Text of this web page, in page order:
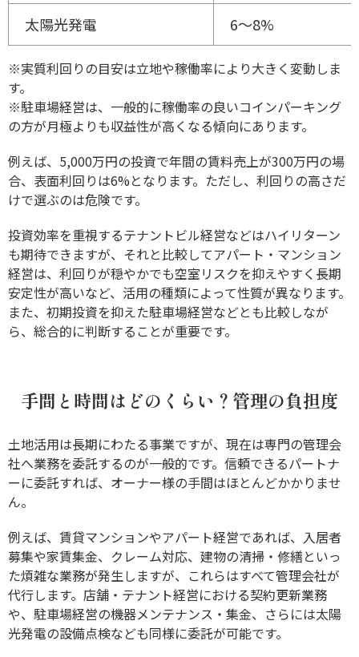
太陽光発電 6～8%
※実質利回りの目安は立地や稼働率により大きく変動しま
す。
※駐車場経営は、一般的に稼働率の良いコインパーキング
の方が月極よりも収益性が高くなる傾向にあります。
例えば、5,000万円の投資で年間の賃料売上が300万円の場
合、表面利回りは6%となります。ただし、利回りの高さだ
けで選ぶのは危険です。
投資効率を重視するテナントビル経営などはハイリターン
も期待できますが、それと比較してアパート・マンション
経営は、利回りが穏やかでも空室リスクを抑えやすく長期
安定性が高いなど、活用の種類によって性質が異なります。
また、初期投資を抑えた駐車場経営などとも比較しなが
ら、総合的に判断することが重要です。
手間と時間はどのくらい？管理の負担度
土地活用は長期にわたる事業ですが、現在は専門の管理会
社へ業務を委託するのが一般的です。信頼できるパートナ
ーに委託すれば、オーナー様の手間はほとんどかかりませ
ん。
例えば、賃貸マンションやアパート経営であれば、入居者
募集や家賃集金、クレーム対応、建物の清掃・修繕といっ
た煩雑な業務が発生しますが、これらはすべて管理会社が
代行します。店舗・テナント経営における契約更新業務
や、駐車場経営の機器メンテナンス・集金、さらには太陽
光発電の設備点検なども同様に委託が可能です。